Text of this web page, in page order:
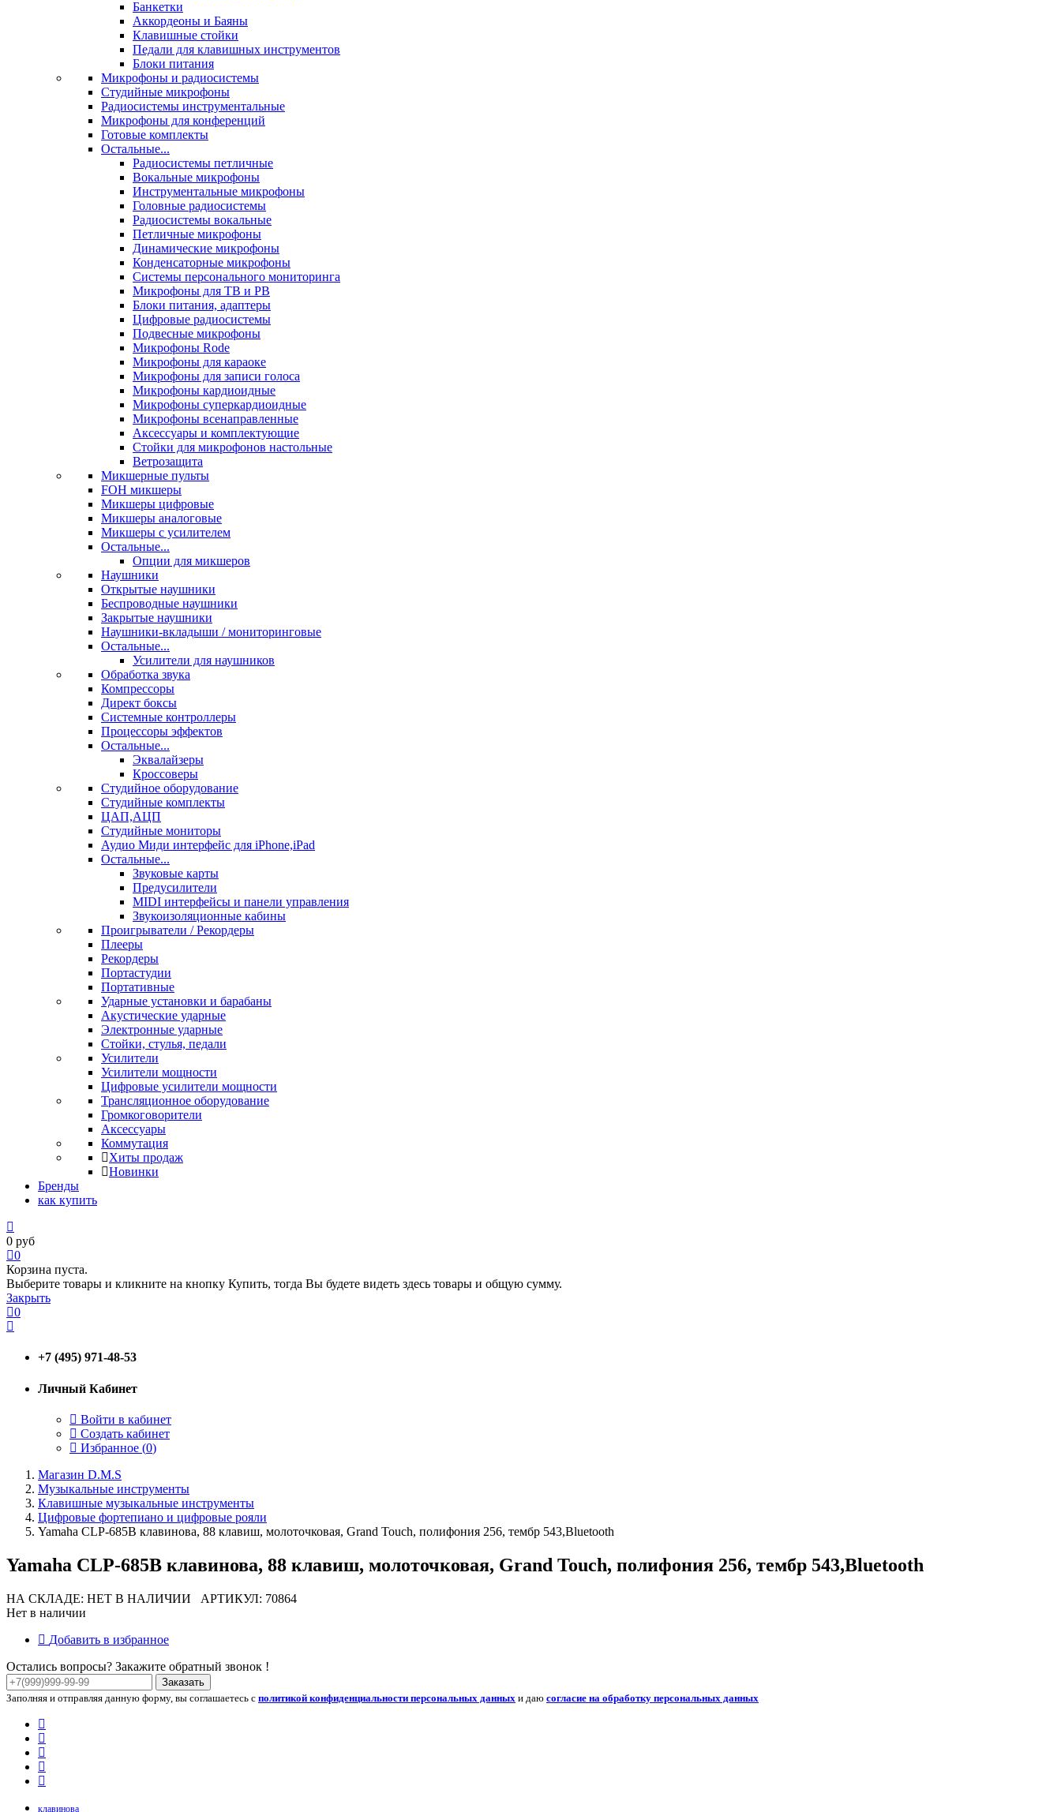
Банкетки
Аккордеоны и Баяны
Клавишные стойки
Педали для клавишных инструментов
Блоки питания
Микрофоны и радиосистемы
Студийные микрофоны
Радиосистемы инструментальные
Микрофоны для конференций
Готовые комплекты
Остальные...
Радиосистемы петличные
Вокальные микрофоны
Инструментальные микрофоны
Головные радиосистемы
Радиосистемы вокальные
Петличные микрофоны
Динамические микрофоны
Конденсаторные микрофоны
Системы персонального мониторинга
Микрофоны для ТВ и РВ
Блоки питания, адаптеры
Цифровые радиосистемы
Подвесные микрофоны
Микрофоны Rode
Микрофоны для караоке
Микрофоны для записи голоса
Микрофоны кардиоидные
Микрофоны суперкардиоидные
Микрофоны всенаправленные
Аксессуары и комплектующие
Стойки для микрофонов настольные
Ветрозащита
Микшерные пульты
FOH микшеры
Микшеры цифровые
Микшеры аналоговые
Микшеры с усилителем
Остальные...
Опции для микшеров
Наушники
Открытые наушники
Беспроводные наушники
Закрытые наушники
Наушники-вкладыши / мониторинговые
Остальные...
Усилители для наушников
Обработка звука
Компрессоры
Директ боксы
Системные контроллеры
Процессоры эффектов
Остальные...
Эквалайзеры
Кроссоверы
Студийное оборудование
Студийные комплекты
ЦАП,АЦП
Студийные мониторы
Аудио Миди интерфейс для iPhone,iPad
Остальные...
Звуковые карты
Предусилители
MIDI интерфейсы и панели управления
Звукоизоляционные кабины
Проигрыватели / Рекордеры
Плееры
Рекордеры
Портастудии
Портативные
Ударные установки и барабаны
Акустические ударные
Электронные ударные
Стойки, стулья, педали
Усилители
Усилители мощности
Цифровые усилители мощности
Трансляционное оборудование
Громкоговорители
Аксессуары
Коммутация
Хиты продаж
Новинки
Бренды
как купить
0 руб
0
Корзина пуста.
Выберите товары и кликните на кнопку Купить, тогда Вы будете видеть здесь товары и общую сумму.
Закрыть
0
+7 (495) 971-48-53
Личный Кабинет
Войти в кабинет
Создать кабинет
Избранное (0)
Магазин D.M.S
Музыкальные инструменты
Клавишные музыкальные инструменты
Цифровые фортепиано и цифровые рояли
Yamaha CLP-685B клавинова, 88 клавиш, молоточковая, Grand Touch, полифония 256, тембр 543,Bluetooth
Yamaha CLP-685B клавинова, 88 клавиш, молоточковая, Grand Touch, полифония 256, тембр 543,Bluetooth
НА СКЛАДЕ: НЕТ В НАЛИЧИИ АРТИКУЛ: 70864
Нет в наличии
Добавить в избранное
Остались вопросы? Закажите обратный звонок !
Заказать
Заполняя и отправляя данную форму, вы соглашаетесь с политикой конфиденциальности персональных данных и даю согласие на обработку персональных данных
клавинова